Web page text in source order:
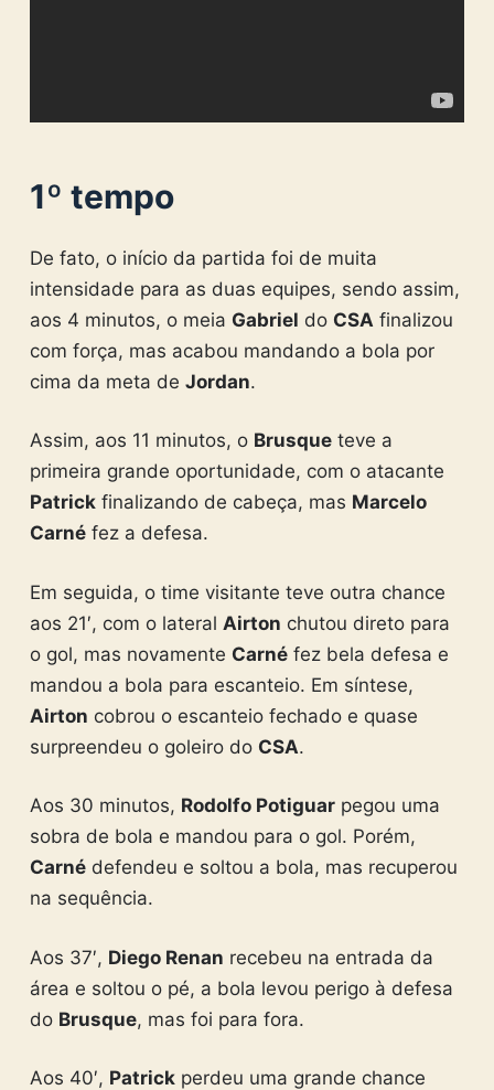
1º tempo
De fato, o início da partida foi de muita
intensidade para as duas equipes, sendo assim,
aos 4 minutos, o meia Gabriel do CSA finalizou
com força, mas acabou mandando a bola por
cima da meta de Jordan.
Assim, aos 11 minutos, o Brusqueteve a
primeira grande oportunidade, com o atacante
Patrickfinalizando de cabeça, mas Marcelo
Carnéfez a defesa.
Em seguida, o time visitante teve outra chance
aos 21′, com o lateral Airton chutou direto para
o gol, mas novamente Carnéfez bela defesa e
mandou a bola para escanteio. Em síntese,
Airton cobrou o escanteio fechado e quase
surpreendeu o goleiro do CSA.
Aos 30 minutos, Rodolfo Potiguarpegou uma
sobra de bola e mandou para o gol. Porém,
Carnédefendeu e soltou a bola, mas recuperou
na sequência.
Aos 37′, Diego Renan recebeu na entrada da
área e soltou o pé, a bola levou perigo à defesa
do Brusque, mas foi para fora.
Aos 40′, Patrickperdeu uma grande chance